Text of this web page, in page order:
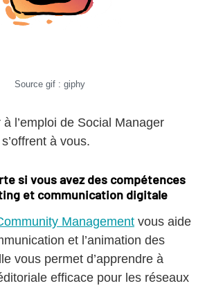
Source gif : giphy
l’emploi de Social Manager
à vous.
si vous avez des compétences
et communication digitale
Management vous aide
et l’animation des
vous permet d’apprendre à
efficace pour les réseaux